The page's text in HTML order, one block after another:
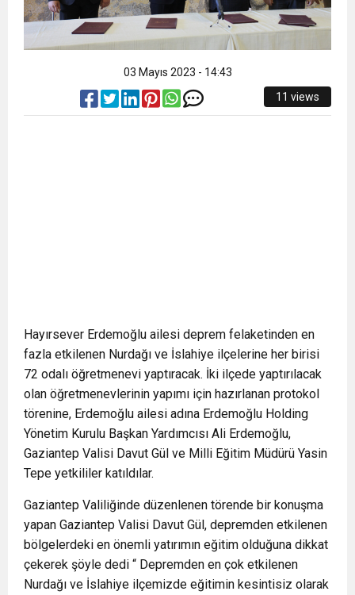
03 Mayıs 2023 - 14:43
11 views
Hayırsever Erdemoğlu ailesi deprem felaketinden en
fazla etkilenen Nurdağı ve İslahiye ilçelerine her birisi
72 odalı öğretmenevi yaptıracak. İki ilçede yaptırılacak
olan öğretmenevlerinin yapımı için hazırlanan protokol
törenine, Erdemoğlu ailesi adına Erdemoğlu Holding
Yönetim Kurulu Başkan Yardımcısı Ali Erdemoğlu,
Gaziantep Valisi Davut Gül ve Milli Eğitim Müdürü Yasin
Tepe yetkililer katıldılar.
Gaziantep Valiliğinde düzenlenen törende bir konuşma
yapan Gaziantep Valisi Davut Gül, depremden etkilenen
bölgelerdeki en önemli yatırımın eğitim olduğuna dikkat
çekerek şöyle dedi “ Depremden en çok etkilenen
Nurdağı ve İslahiye ilçemizde eğitimin kesintisiz olarak